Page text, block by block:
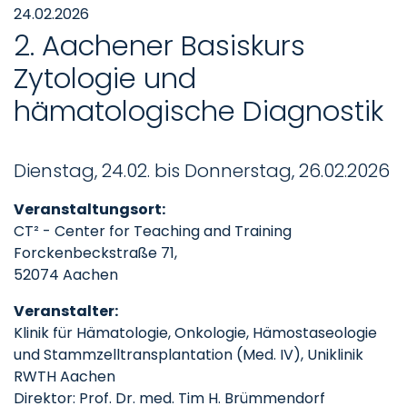
24.02.2026
2. Aachener Basiskurs
Zytologie und
hämatologische Diagnostik
Dienstag, 24.02. bis Donnerstag, 26.02.2026
Veranstaltungsort:
CT² - Center for Teaching and Training
Forckenbeckstraße 71,
52074 Aachen
Veranstalter:
Klinik für Hämatologie, Onkologie, Hämostaseologie
und Stammzelltransplantation (Med. IV), Uniklinik
RWTH Aachen
Direktor: Prof. Dr. med. Tim H. Brümmendorf